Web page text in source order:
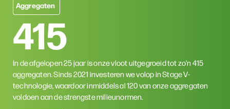
Aggregaten
415
In de afgelopen 25 jaar is onze vloot uitgegroeid tot zo’n 415
aggregaten. Sinds 2021 investeren we volop in Stage V-
technologie, waardoor inmiddels al 120 van onze aggregaten
voldoen aan de strengste milieunormen.